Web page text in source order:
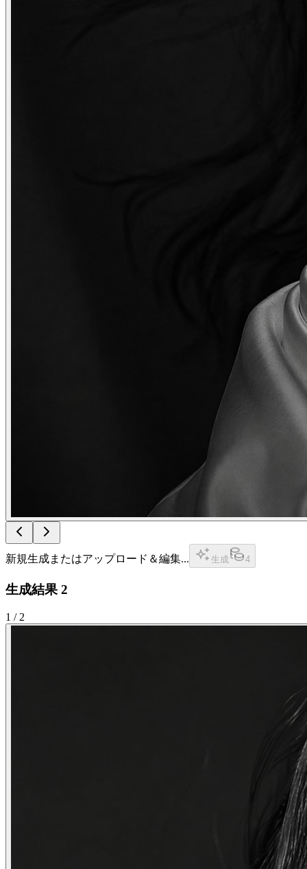
新規生成またはアップロード＆編集... 生成 4
生成結果 2
1 /2